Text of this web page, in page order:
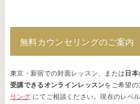
無料カウンセリングのご案内
東京・新宿での対面レッスン、または 日
受講できるオンラインレッスンをご希望
リングにてご相談ください。現在のレベ